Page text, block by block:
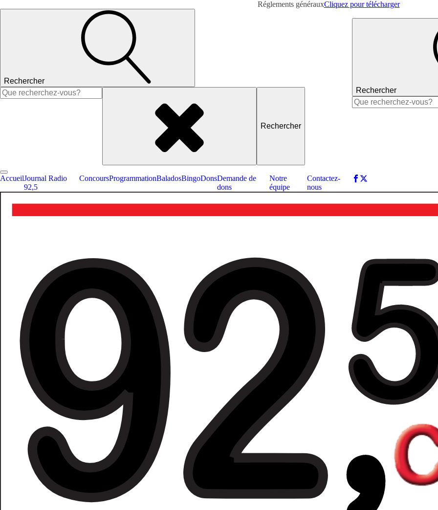
Réglements générauxCliquez pour télécharger
Rechercher
Rechercher :
AccueilJournal Radio
92,5
ConcoursProgrammationBaladosBingoDonsDemande de
dons
Notre
équipe
Contactez-
nous
Rechercher
Rechercher :